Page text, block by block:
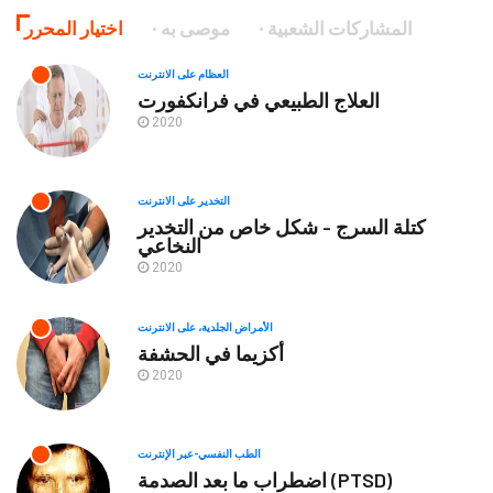
اختيار المحرر موصى به المشاركات الشعبية
العظام على الانترنت
العلاج الطبيعي في فرانكفورت
2020
التخدير على الانترنت
كتلة السرج - شكل خاص من التخدير
النخاعي
2020
الأمراض الجلدية، على الانترنت
أكزيما في الحشفة
2020
الطب النفسي-عبر الإنترنت
اضطراب ما بعد الصدمة (PTSD)